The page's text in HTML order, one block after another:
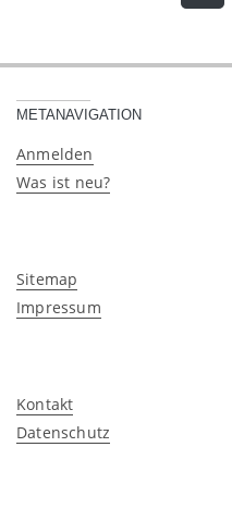
METANAVIGATION
Anmelden
Was ist neu?
Sitemap
Impressum
Kontakt
Datenschutz